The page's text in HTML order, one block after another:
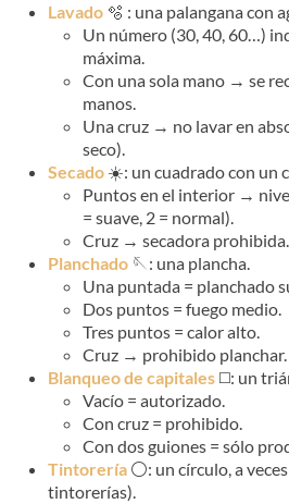
Lavado 🫧 : una palangana con
Un número (30, 40, 60…)
máxima.
Con una sola mano → se
manos.
Una cruz → no lavar en
seco).
Secado ☀️: un cuadrado con un
Puntos en el interior →
= suave, 2 = normal).
Cruz → secadora prohibida.
Planchado 🪡: una plancha.
Una puntada = planchado
Dos puntos = fuego medio.
Tres puntos = calor alto.
Cruz → prohibido planchar.
Blanqueo de capitales ◻️: un
Vacío = autorizado.
Con cruz = prohibido.
Con dos guiones = sólo
Tintorería ⚪: un círculo, a
tintorerías).